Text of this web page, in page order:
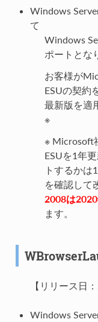
Windows
て
Windows
ポートとな
お客様が
ESUの契約
最新版を適
※
※ Microsoft
ESUを1年
トするか
を確認して
2008は
ます。
【リリース日
Windows